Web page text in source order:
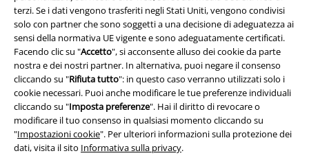
terzi. Se i dati vengono trasferiti negli Stati Uniti, vengono condivisi
solo con partner che sono soggetti a una decisione di adeguatezza ai
sensi della normativa UE vigente e sono adeguatamente certificati.
Facendo clic su "Accetto", si acconsente alluso dei cookie da parte
nostra e dei nostri partner. In alternativa, puoi negare il consenso
cliccando su "Rifiuta tutto": in questo caso verranno utilizzati solo i
cookie necessari. Puoi anche modificare le tue preferenze individuali
cliccando su "Imposta preferenze". Hai il diritto di revocare o
modificare il tuo consenso in qualsiasi momento cliccando su
"Impostazioni cookie". Per ulteriori informazioni sulla protezione dei
dati, visita il sito Informativa sulla privacy.
Info legali
Termini & Condizioni
Redazione
Legge sulla Privacy
Smaltimento rifiuti e protezione dell’ambiente
Dichiarazione di Conformità